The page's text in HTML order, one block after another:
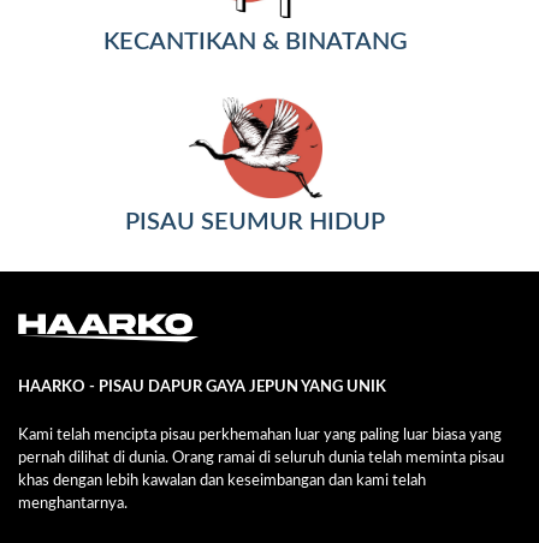
KECANTIKAN & BINATANG
PISAU SEUMUR HIDUP
HAARKO - PISAU DAPUR GAYA JEPUN YANG UNIK
Kami telah mencipta pisau perkhemahan luar yang paling luar biasa yang
pernah dilihat di dunia. Orang ramai di seluruh dunia telah meminta pisau
khas dengan lebih kawalan dan keseimbangan dan kami telah
menghantarnya.